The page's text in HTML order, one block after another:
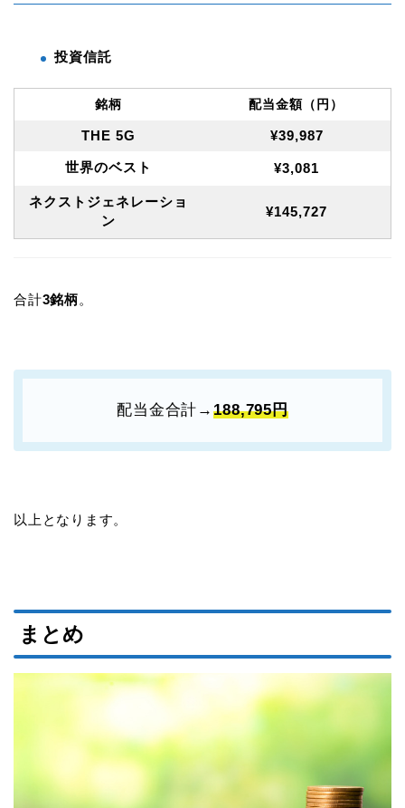
投資信託
銘柄 配当金額（円）
THE 5G ¥39,987
世界のベスト ¥3,081
ネクストジェネレーショ
ン
¥145,727
合計3銘柄。
配当金合計→188,795円
以上となります。
まとめ